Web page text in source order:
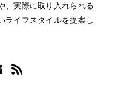
、実際に取り入れられる
ライフスタイルを提案し